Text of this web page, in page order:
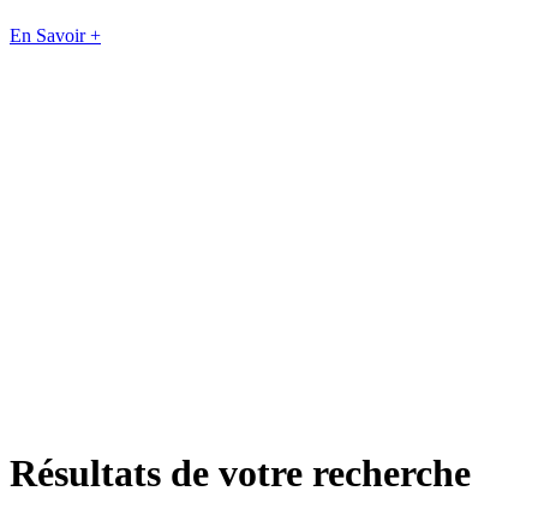
En Savoir +
Résultats de votre recherche